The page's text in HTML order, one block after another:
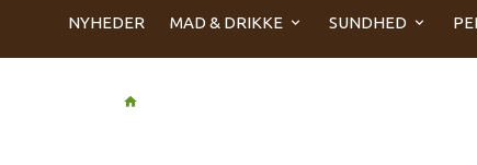
NYHEDER MAD & DRIKKE SUNDHED